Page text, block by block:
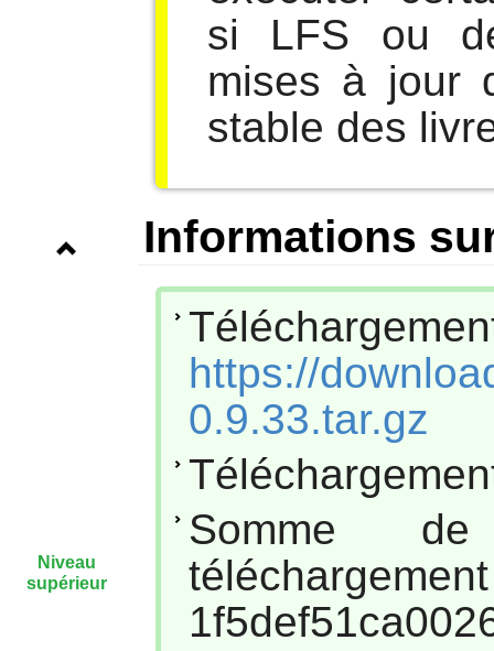
si LFS ou
mises à jour
stable des
Informations
https://
0.9.33.tar.gz
Somme
Niveau
supérieur